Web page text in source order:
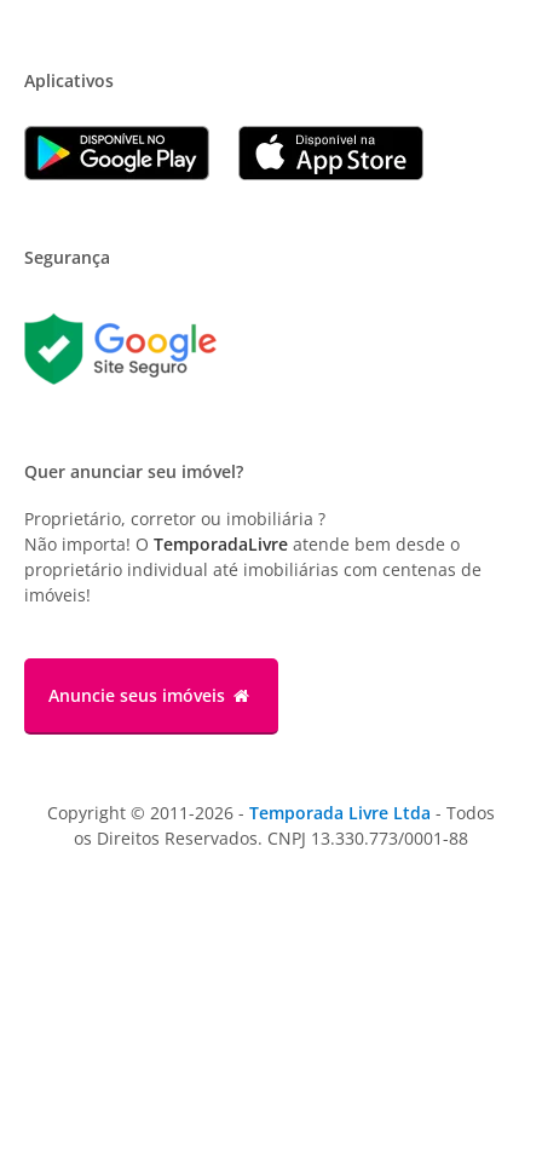
Aplicativos
Segurança
Quer anunciar seu imóvel?
Proprietário, corretor ou imobiliária ?
Não importa! O TemporadaLivre atende bem desde o
proprietário individual até imobiliárias com centenas de
imóveis!
Anuncie seus imóveis
Copyright © 2011-2026 - Temporada Livre Ltda - Todos
os Direitos Reservados. CNPJ 13.330.773/0001-88